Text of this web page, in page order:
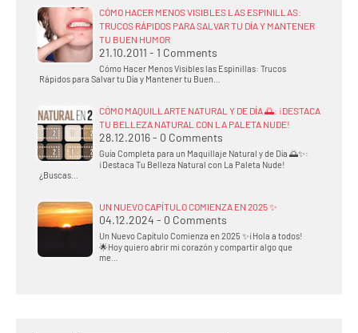
CÓMO HACER MENOS VISIBLES LAS ESPINILLAS:
TRUCOS RÁPIDOS PARA SALVAR TU DÍA Y MANTENER
TU BUEN HUMOR
21.10.2011 - 1 Comments
Cómo Hacer Menos Visibles las Espinillas: Trucos
Rápidos para Salvar tu Día y Mantener tu Buen…
CÓMO MAQUILLARTE NATURAL Y DE DÍA 🌅: ¡DESTACA
TU BELLEZA NATURAL CON LA PALETA NUDE!
28.12.2016 - 0 Comments
Guía Completa para un Maquillaje Natural y de Día 🌅✨:
¡Destaca Tu Belleza Natural con La Paleta Nude!
¿Buscas…
UN NUEVO CAPÍTULO COMIENZA EN 2025 ✨
04.12.2024 - 0 Comments
Un Nuevo Capítulo Comienza en 2025 ✨¡Hola a todos!
🌟Hoy quiero abrir mi corazón y compartir algo que
me…